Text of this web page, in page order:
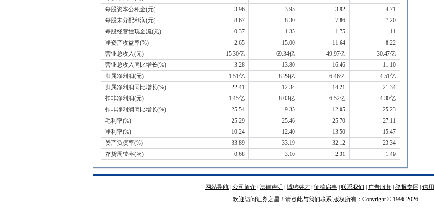
每股资本公积金(元)
3.96 3.95 3.92
4.71
每股未分配利润(元)
8.67 8.30 7.86
7.20
每股经营性现金流(元)
0.37 1.35 1.75
1.11
净资产收益率(%)
2.65 15.00 11.64
8.22
营业总收入(元)
15.30亿 69.34亿 49.97亿
30.47亿
营业总收入同比增长(%)
3.28 13.80 16.46
11.10
归属净利润(元)
1.51亿 8.29亿 6.46亿
4.51亿
归属净利润同比增长(%)
-22.41 12.34 14.21
21.34
扣非净利润(元)
1.45亿 8.03亿 6.52亿
4.30亿
扣非净利润同比增长(%)
-25.54 9.35 12.05
25.23
毛利率(%)
25.29 25.46 25.70
27.11
净利率(%)
10.24 12.40 13.50
15.47
资产负债率(%)
33.89 33.19 32.12
23.34
存货周转率(次)
0.68 3.10 2.31 1.49
网站导航 公司简介 法律声明 诚聘英才 征稿启事 联系我们 广告服务 举报专区
信
欢迎访问证券之星！请点此与我们联系 版权所有：Copyright © 1996-2026